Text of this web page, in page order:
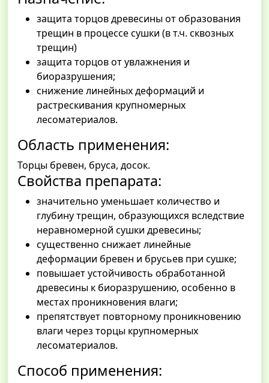
защита торцов древесины от образования
трещин в процессе сушки (в т.ч. сквозных
трещин)
защита торцов от увлажнения и
биоразрушения;
снижение линейных деформаций и
растрескивания крупномерных
лесоматериалов.
Область применения:
Торцы бревен, бруса, досок.
Свойства препарата:
значительно уменьшает количество и
глубину трещин, образующихся вследствие
неравномерной сушки древесины;
существенно снижает линейные
деформации бревен и брусьев при сушке;
повышает устойчивость обработанной
древесины к биоразрушению, особенно в
местах проникновения влаги;
препятствует повторному проникновению
влаги через торцы крупномерных
лесоматериалов.
Способ применения: